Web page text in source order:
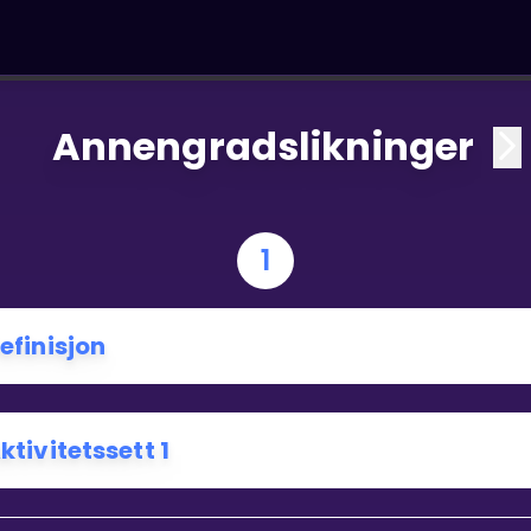
Annengradslikninger
1
1